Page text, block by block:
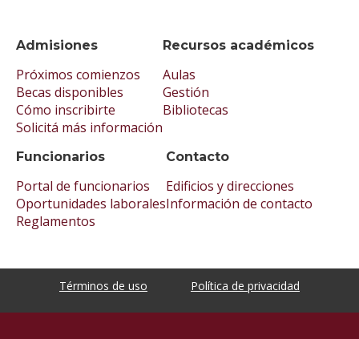
Admisiones
Próximos comienzos
Becas disponibles
Cómo inscribirte
Solicitá más información
Recursos académicos
Aulas
Gestión
Bibliotecas
Funcionarios
Portal de funcionarios
Oportunidades laborales
Reglamentos
Contacto
Edificios y direcciones
Información de contacto
Términos de uso Política de privacidad